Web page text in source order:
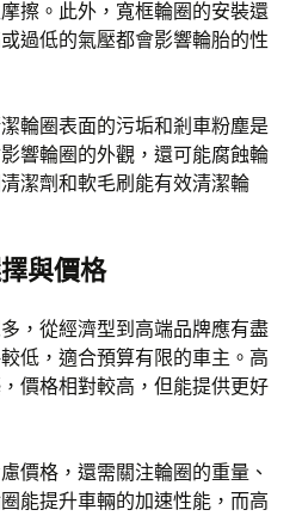
擦。此外，寬框輪圈的安裝還
過低的氣壓都會影響輪胎的性
輪圈表面的污垢和剎車粉塵是
響輪圈的外觀，還可能腐蝕輪
潔劑和軟毛刷能有效清潔輪
與價格
，從經濟型到高端品牌應有盡
低，適合預算有限的車主。高
價格相對較高，但能提供更好
價格，還需關注輪圈的重量、
能提升車輛的加速性能，而高